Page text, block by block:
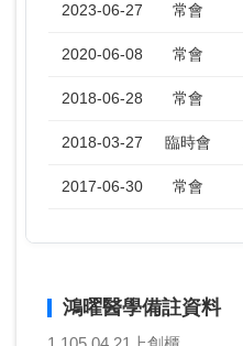
2023-06-27 常會
2020-06-08 常會
2018-06-28 常會
2018-03-27 臨時會
2017-06-30 常會
鴻曜醫學備註資料